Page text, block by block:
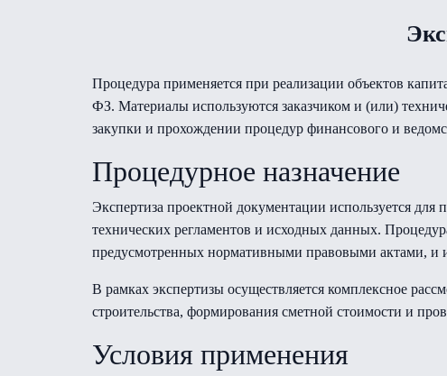
Процедура применяется при реализации объектов
ФЗ. Материалы используются заказчиком и (или)
закупки и прохождении процедур финансового и
Процедурное назначение
Экспертиза проектной документации используется для
технических регламентов и исходных данных.
предусмотренных нормативными правовыми актами, и
В рамках экспертизы осуществляется комплексное
строительства, формирования сметной стоимости и
Условия применения